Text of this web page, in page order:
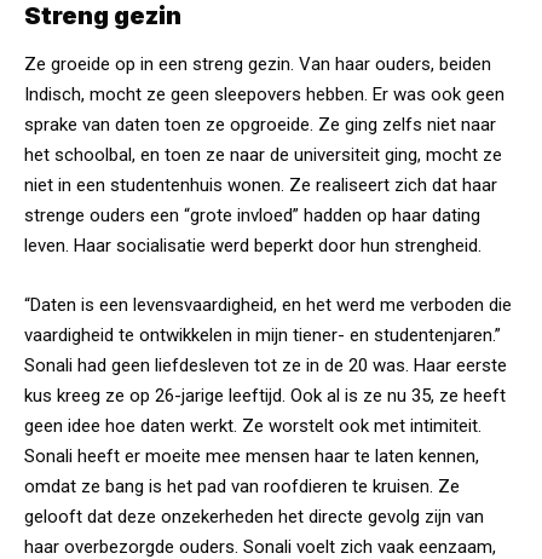
Streng gezin
Ze groeide op in een streng gezin. Van haar ouders, beiden
Indisch, mocht ze geen sleepovers hebben. Er was ook geen
sprake van daten toen ze opgroeide. Ze ging zelfs niet naar
het schoolbal, en toen ze naar de universiteit ging, mocht ze
niet in een studentenhuis wonen. Ze realiseert zich dat haar
strenge ouders een “grote invloed” hadden op haar dating
leven. Haar socialisatie werd beperkt door hun strengheid.
“Daten is een levensvaardigheid, en het werd me verboden die
vaardigheid te ontwikkelen in mijn tiener- en studentenjaren.”
Sonali had geen liefdesleven tot ze in de 20 was. Haar eerste
kus kreeg ze op 26-jarige leeftijd. Ook al is ze nu 35, ze heeft
geen idee hoe daten werkt. Ze worstelt ook met intimiteit.
Sonali heeft er moeite mee mensen haar te laten kennen,
omdat ze bang is het pad van roofdieren te kruisen. Ze
gelooft dat deze onzekerheden het directe gevolg zijn van
haar overbezorgde ouders. Sonali voelt zich vaak eenzaam,